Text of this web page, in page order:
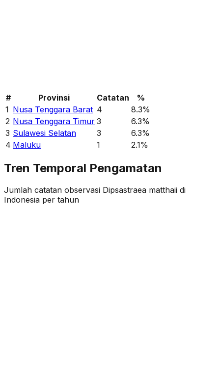
# Provinsi Catatan
%
1 Nusa Tenggara Barat 4 8.3%
2 Nusa Tenggara Timur 3 6.3%
3 Sulawesi Selatan 3 6.3%
4 Maluku 1 2.1%
Tren Temporal Pengamatan
Jumlah catatan observasi Dipsastraea matthaii di
Indonesia per tahun